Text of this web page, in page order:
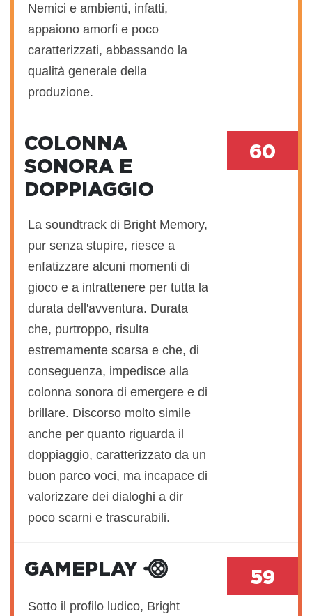
Nemici e ambienti, infatti,
appaiono amorfi e poco
caratterizzati, abbassando la
qualità generale della
produzione.
COLONNA
SONORA E
DOPPIAGGIO
La soundtrack di Bright Memory,
pur senza stupire, riesce a
enfatizzare alcuni momenti di
gioco e a intrattenere per tutta la
durata dell'avventura. Durata
che, purtroppo, risulta
estremamente scarsa e che, di
conseguenza, impedisce alla
colonna sonora di emergere e di
brillare. Discorso molto simile
anche per quanto riguarda il
doppiaggio, caratterizzato da un
buon parco voci, ma incapace di
valorizzare dei dialoghi a dir
poco scarni e trascurabili.
60
GAMEPLAY
Sotto il profilo ludico, Bright
59